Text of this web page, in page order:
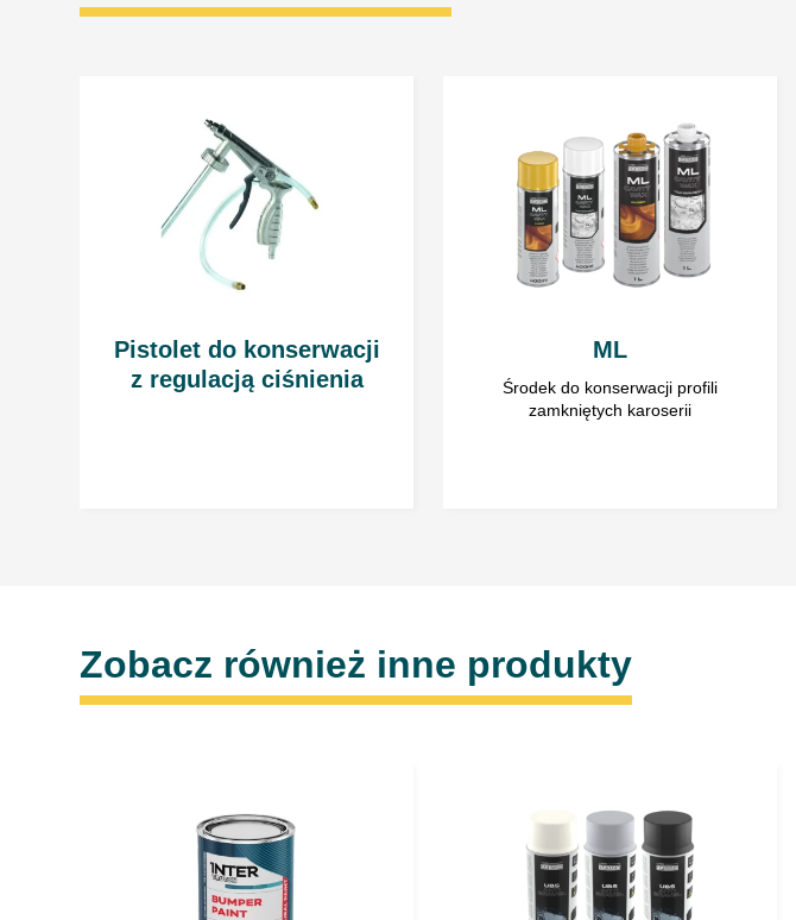
Pistolet do konserwacji
z regulacją ciśnienia
ML
Środek do konserwacji profili
zamkniętych karoserii
Zobacz również inne produkty